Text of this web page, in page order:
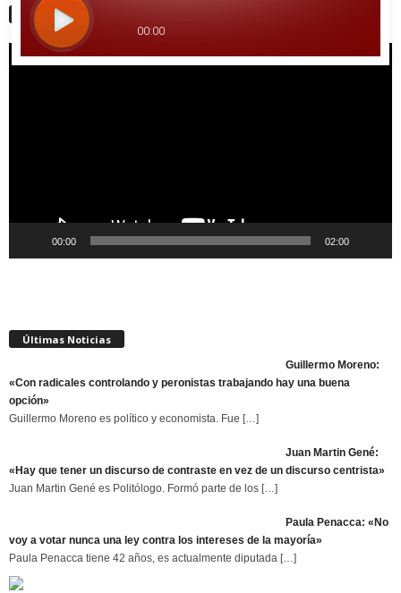
AGOSTO: MES DE LA RADIO
Reproductor
00:00 02:00
Últimas Noticias
Guillermo Moreno:
«Con radicales controlando y peronistas trabajando hay una buena
opción»
Guillermo Moreno es político y economista. Fue […]
Juan Martin Gené:
«Hay que tener un discurso de contraste en vez de un discurso centrista»
Juan Martin Gené es Politólogo. Formó parte de los […]
Paula Penacca: «No
voy a votar nunca una ley contra los intereses de la mayoría»
Paula Penacca tiene 42 años, es actualmente diputada […]